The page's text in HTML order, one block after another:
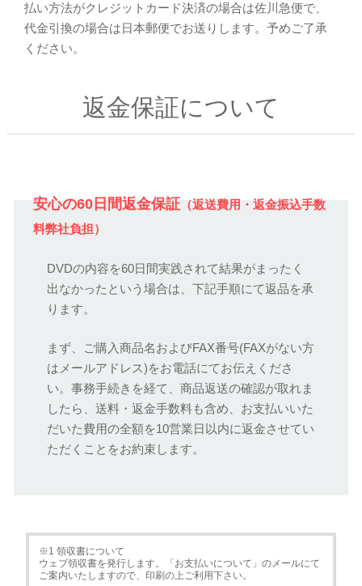
払い方法がクレジットカード決済の場合は佐川急便で、
代金引換の場合は日本郵便でお送りします。予めご了承
ください。
返金保証について
安心の60日間返金保証 （返送費用・返金振込手数
料弊社負担）
DVDの内容を60日間実践されて結果がまったく
出なかったという場合は、下記手順にて返品を承
ります。
まず、ご購入商品名およびFAX番号(FAXがない方
はメールアドレス)をお電話にてお伝えくださ
い。事務手続きを経て、商品返送の確認が取れま
したら、送料・返金手数料も含め、お支払いいた
だいた費用の全額を10営業日以内に返金させてい
ただくことをお約束します。
※1 領収書について
ウェブ領収書を発行します。「お支払いについて」のメールにて
ご案内いたしますので、印刷の上ご利用下さい。